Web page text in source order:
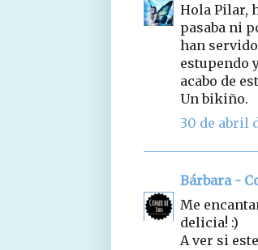
Hola Pilar,
pasaba ni
han
estupendo
acabo de
Un bikiño.
30 de abril
Bárbara -
Me
delicia! :)
A ver si